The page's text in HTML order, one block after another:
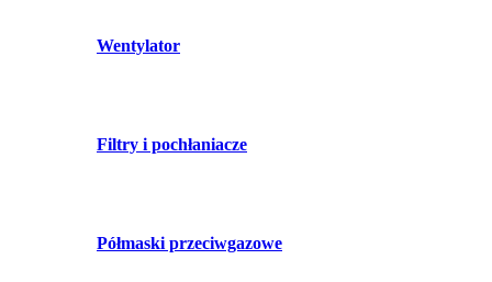
Wentylator
Filtry i pochłaniacze
Półmaski przeciwgazowe